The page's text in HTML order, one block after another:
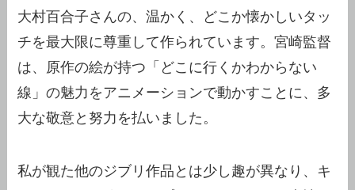
大村百合子さんの、温かく、どこか懐かしいタッ
チを最大限に尊重して作られています。宮崎監督
は、原作の絵が持つ「どこに行くかわからない
線」の魅力をアニメーションで動かすことに、多
大な敬意と努力を払いました。
私が観た他のジブリ作品とは少し趣が異なり、キ